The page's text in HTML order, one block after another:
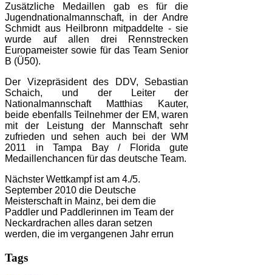
Zusätzliche Medaillen gab es für die
Jugendnationalmannschaft, in der Andre
Schmidt aus Heilbronn mitpaddelte - sie
wurde auf allen drei Rennstrecken
Europameister sowie für das Team Senior
B (Ü50).
Der Vizepräsident des DDV, Sebastian
Schaich, und der Leiter der
Nationalmannschaft Matthias Kauter,
beide ebenfalls Teilnehmer der EM, waren
mit der Leistung der Mannschaft sehr
zufrieden und sehen auch bei der WM
2011 in Tampa Bay / Florida gute
Medaillenchancen für das deutsche Team.
Nächster Wettkampf ist am 4./5.
September 2010 die Deutsche
Meisterschaft in Mainz, bei dem die
Paddler und Paddlerinnen im Team der
Neckardrachen alles daran setzen
werden, die im vergangenen Jahr errun
Tags